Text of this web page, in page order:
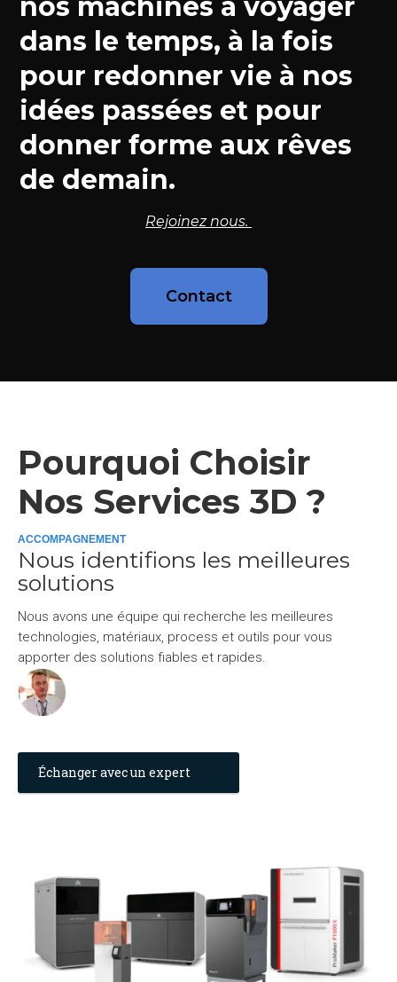
dans le temps, à la fois
pour redonner vie à nos
idées passées et pour
donner forme aux rêves
de demain.
Rejoinez nous.
Contact
Pourquoi Choisir
Nos Services 3D ?
ACCOMPAGNEMENT
Nous identifions les meilleures
solutions
Nous avons une équipe qui recherche les meilleures
technologies, matériaux, process et outils pour vous
apporter des solutions fiables et rapides.
Échanger avec un expert